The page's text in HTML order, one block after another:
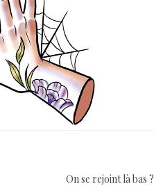
On se rejoint là bas ?